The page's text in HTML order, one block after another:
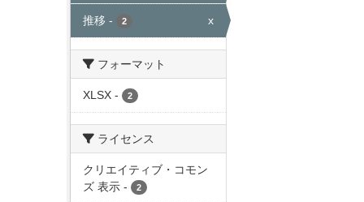
推移 - 2 x
フォーマット
XLSX - 2
ライセンス
クリエイティブ・コモン
ズ 表示 - 2